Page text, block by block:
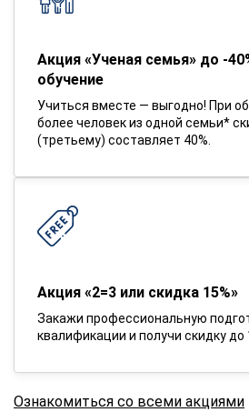
Акция «Ученая семья» до -
обучение
Учиться вместе — выгодно! При
более человек из одной семьи*
(третьему) составляет 40%.
Акция «2=3 или скидка 15%»
Закажи профессиональную
квалификации и получи скидку до
Ознакомиться со всеми акциями